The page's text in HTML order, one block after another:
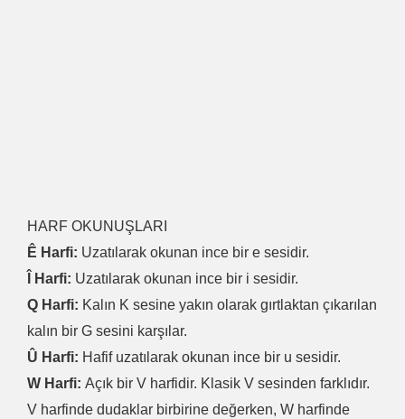
HARF OKUNUŞLARI
Ê Harfi: Uzatılarak okunan ince bir e sesidir.
Î Harfi: Uzatılarak okunan ince bir i sesidir.
Q Harfi: Kalın K sesine yakın olarak gırtlaktan çıkarılan
kalın bir G sesini karşılar.
Û Harfi: Hafif uzatılarak okunan ince bir u sesidir.
W Harfi: Açık bir V harfidir. Klasik V sesinden farklıdır.
V harfinde dudaklar birbirine değerken, W harfinde